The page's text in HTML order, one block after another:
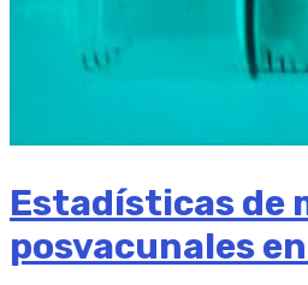
Estadísticas de
posvacunales en